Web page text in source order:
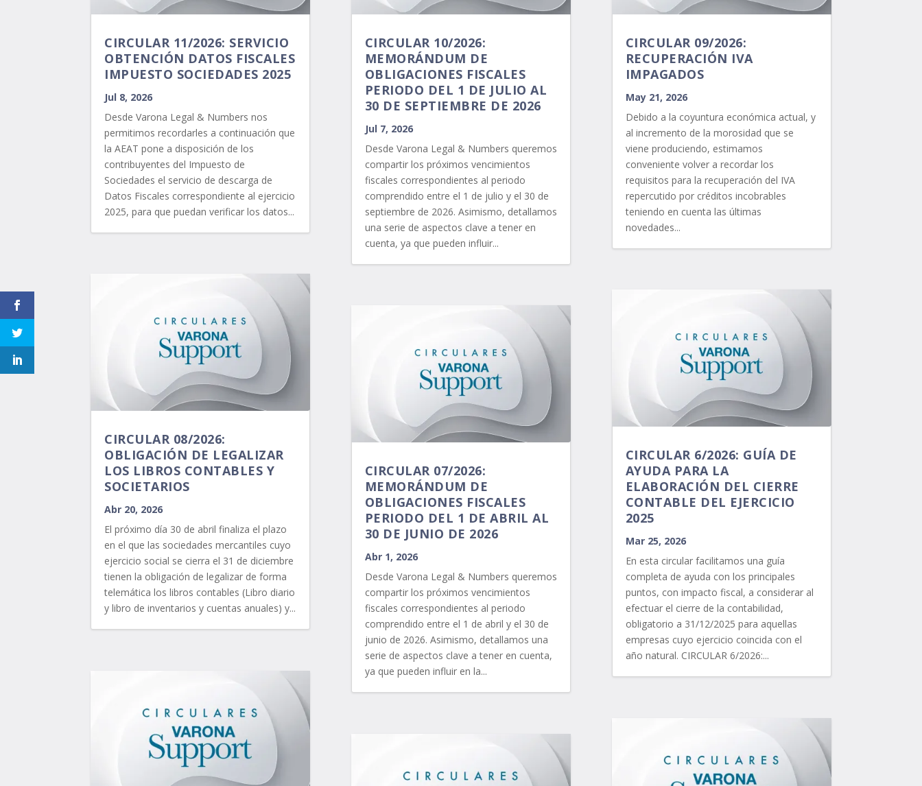
CIRCULAR 11/2026: SERVICIO
OBTENCIÓN DATOS FISCALES
IMPUESTO SOCIEDADES 2025
Jul 8, 2026
Desde Varona Legal & Numbers nos
permitimos recordarles a continuación que
la AEAT pone a disposición de los
contribuyentes del Impuesto de
Sociedades el servicio de descarga de
Datos Fiscales correspondiente al ejercicio
2025, para que puedan verificar los datos...
CIRCULAR 08/2026:
OBLIGACIÓN DE LEGALIZAR
LOS LIBROS CONTABLES Y
SOCIETARIOS
Abr 20, 2026
El próximo día 30 de abril finaliza el plazo
en el que las sociedades mercantiles cuyo
ejercicio social se cierra el 31 de diciembre
tienen la obligación de legalizar de forma
telemática los libros contables (Libro diario
y libro de inventarios y cuentas anuales) y...
CIRCULAR 10/2026:
MEMORÁNDUM DE
OBLIGACIONES FISCALES
PERIODO DEL 1 DE JULIO AL
30 DE SEPTIEMBRE DE 2026
Jul 7, 2026
Desde Varona Legal & Numbers queremos
compartir los próximos vencimientos
fiscales correspondientes al periodo
comprendido entre el 1 de julio y el 30 de
septiembre de 2026. Asimismo, detallamos
una serie de aspectos clave a tener en
cuenta, ya que pueden influir...
CIRCULAR 07/2026:
MEMORÁNDUM DE
OBLIGACIONES FISCALES
PERIODO DEL 1 DE ABRIL AL
30 DE JUNIO DE 2026
Abr 1, 2026
Desde Varona Legal & Numbers queremos
compartir los próximos vencimientos
fiscales correspondientes al periodo
comprendido entre el 1 de abril y el 30 de
junio de 2026. Asimismo, detallamos una
serie de aspectos clave a tener en cuenta,
ya que pueden influir en la...
CIRCULAR 09/2026:
RECUPERACIÓN IVA
IMPAGADOS
May 21, 2026
Debido a la coyuntura económica actual, y
al incremento de la morosidad que se
viene produciendo, estimamos
conveniente volver a recordar los
requisitos para la recuperación del IVA
repercutido por créditos incobrables
teniendo en cuenta las últimas
novedades...
CIRCULAR 6/2026: GUÍA DE
AYUDA PARA LA
ELABORACIÓN DEL CIERRE
CONTABLE DEL EJERCICIO
2025
Mar 25, 2026
En esta circular facilitamos una guía
completa de ayuda con los principales
puntos, con impacto fiscal, a considerar al
efectuar el cierre de la contabilidad,
obligatorio a 31/12/2025 para aquellas
empresas cuyo ejercicio coincida con el
año natural. CIRCULAR 6/2026:...